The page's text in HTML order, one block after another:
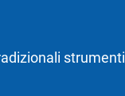
strumenti